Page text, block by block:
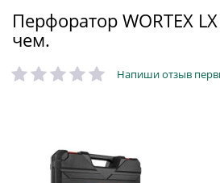
Перфоратор WORTEX
чем.
Напиши отзыв